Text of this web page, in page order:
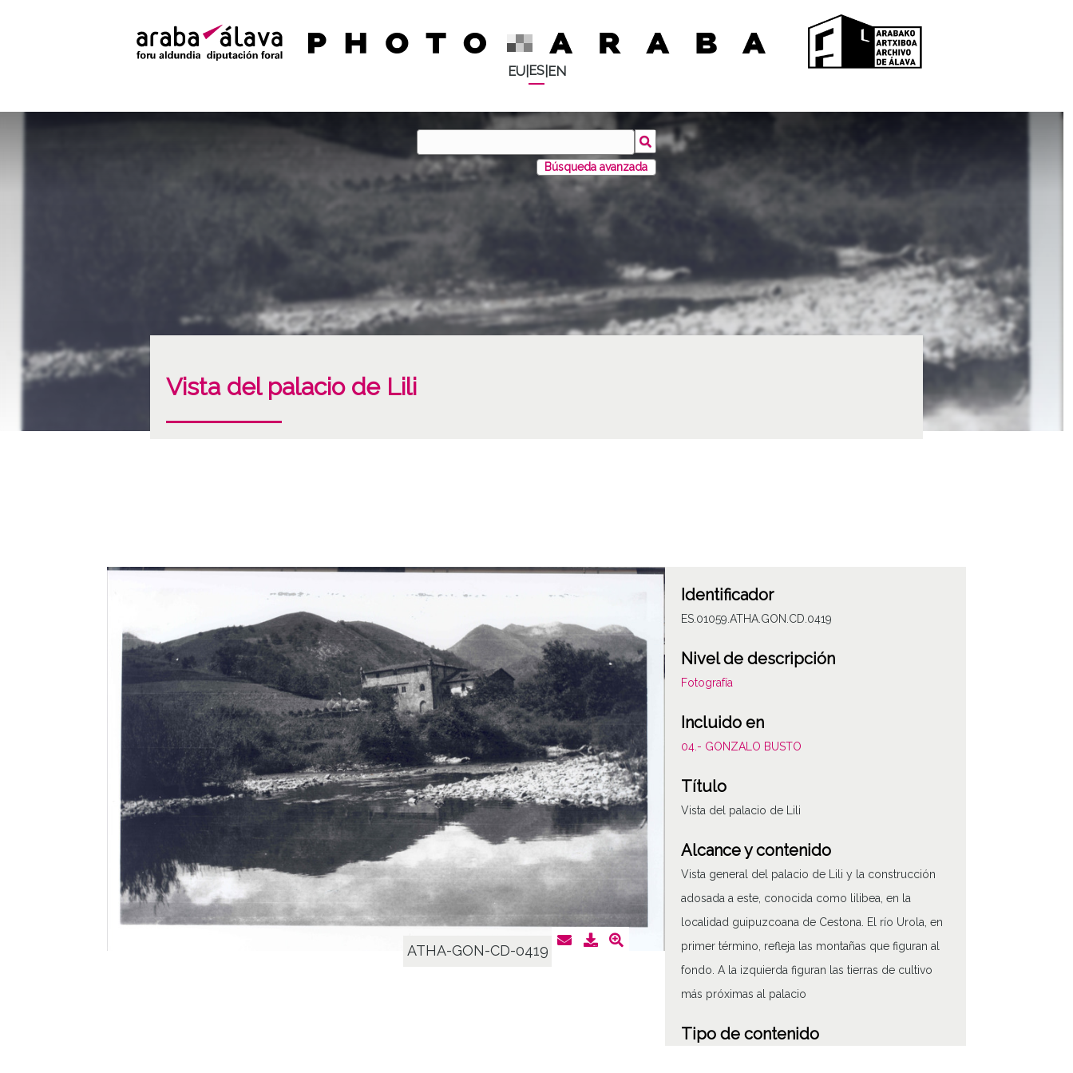
EU| ES| EN
Búsqueda avanzada
Vista del palacio de Lili
ATHA-GON-CD-0419
Identificador
ES.01059.ATHA.GON.CD.0419
Nivel de descripción
Fotografía
Incluido en
04.- GONZALO BUSTO
Título
Vista del palacio de Lili
Alcance y contenido
Vista general del palacio de Lili y la construcción
adosada a este, conocida como lilibea, en la
localidad guipuzcoana de Cestona. El río Urola, en
primer término, refleja las montañas que figuran al
fondo. A la izquierda figuran las tierras de cultivo
más próximas al palacio
Tipo de contenido